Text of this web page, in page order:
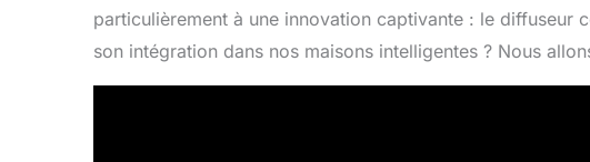
particulièrement à une innovation captivante : le diffuseur
son intégration dans nos maisons intelligentes ? Nous